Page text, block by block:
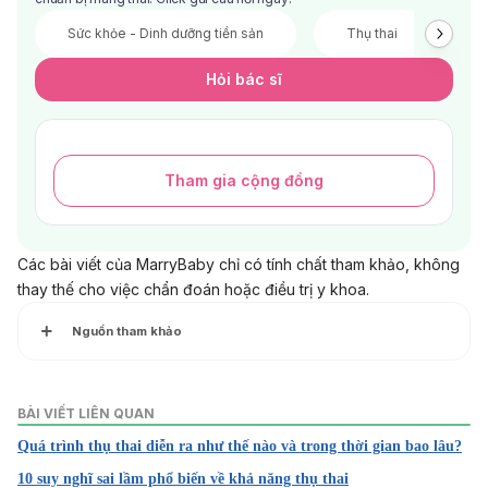
Sức khỏe - Dinh dưỡng tiền sản Thụ thai
Hỏi bác sĩ
Tham gia cộng đồng
Các bài viết của MarryBaby chỉ có tính chất tham khảo, không
thay thế cho việc chẩn đoán hoặc điều trị y khoa.
Nguồn tham khảo
https://www.mayoclinic.org/healthy-lifestyle/getting-
pregnant/in-depth/female-fertility/art-20045887
BÀI VIẾT LIÊN QUAN
Quá trình thụ thai diễn ra như thế nào và trong thời gian bao lâu?
10 suy nghĩ sai lầm phổ biến về khả năng thụ thai